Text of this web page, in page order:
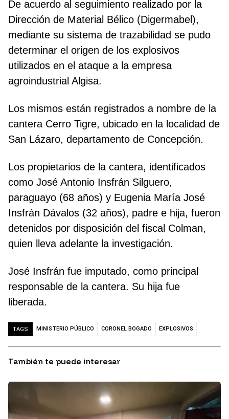
De acuerdo al seguimiento realizado por la
Dirección de Material Bélico (Digermabel),
mediante su sistema de trazabilidad se pudo
determinar el origen de los explosivos
utilizados en el ataque a la empresa
agroindustrial Algisa.
Los mismos están registrados a nombre de la
cantera Cerro Tigre, ubicado en la localidad de
San Lázaro, departamento de Concepción.
Los propietarios de la cantera, identificados
como José Antonio Insfrán Silguero,
paraguayo (68 años) y Eugenia María José
Insfrán Dávalos (32 años), padre e hija, fueron
detenidos por disposición del fiscal Colman,
quien lleva adelante la investigación.
José Insfrán fue imputado, como principal
responsable de la cantera. Su hija fue
liberada.
TAGS MINISTERIO PÚBLICO CORONEL BOGADO EXPLOSIVOS
También te puede interesar